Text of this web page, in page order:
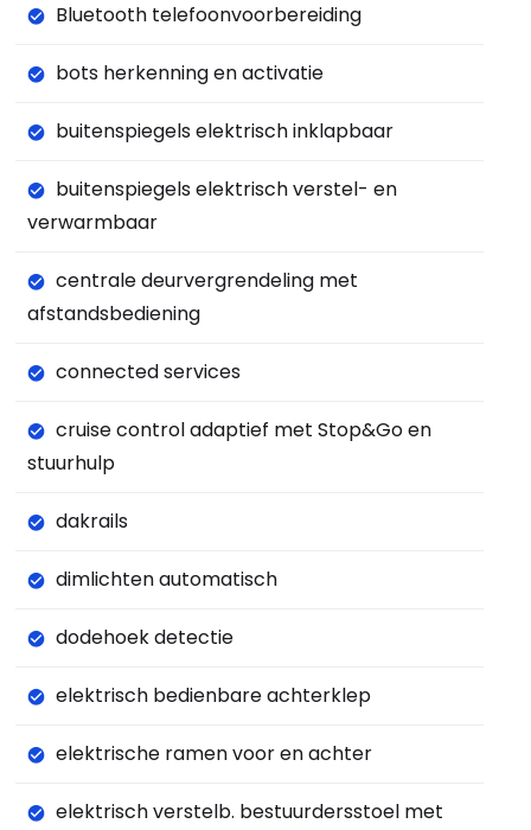
Bluetooth telefoonvoorbereiding
bots herkenning en activatie
buitenspiegels elektrisch inklapbaar
buitenspiegels elektrisch verstel- en
verwarmbaar
centrale deurvergrendeling met
afstandsbediening
connected services
cruise control adaptief met Stop&Go en
stuurhulp
dakrails
dimlichten automatisch
dodehoek detectie
elektrisch bedienbare achterklep
elektrische ramen voor en achter
elektrisch verstelb. bestuurdersstoel met